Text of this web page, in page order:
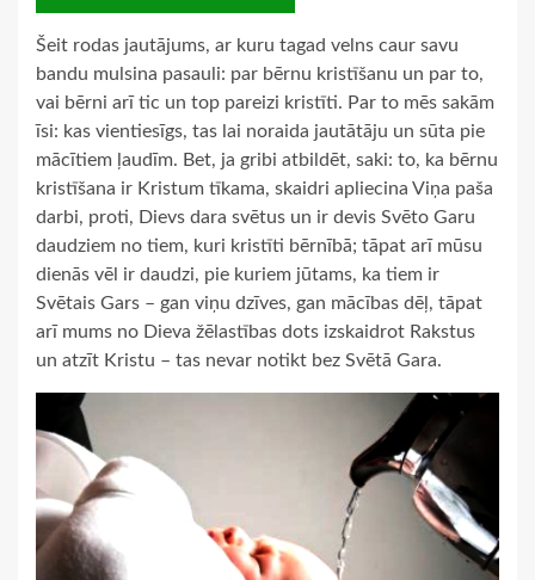
Šeit rodas jautājums, ar kuru tagad velns caur savu
bandu mulsina pasauli: par bērnu kristīšanu un par to,
vai bērni arī tic un top pareizi kristīti. Par to mēs sakām
īsi: kas vientiesīgs, tas lai noraida jautātāju un sūta pie
mācītiem ļaudīm. Bet, ja gribi atbildēt, saki: to, ka bērnu
kristīšana ir Kristum tīkama, skaidri apliecina Viņa paša
darbi, proti, Dievs dara svētus un ir devis Svēto Garu
daudziem no tiem, kuri kristīti bērnībā; tāpat arī mūsu
dienās vēl ir daudzi, pie kuriem jūtams, ka tiem ir
Svētais Gars – gan viņu dzīves, gan mācības dēļ, tāpat
arī mums no Dieva žēlastības dots izskaidrot Rakstus
un atzīt Kristu – tas nevar notikt bez Svētā Gara.